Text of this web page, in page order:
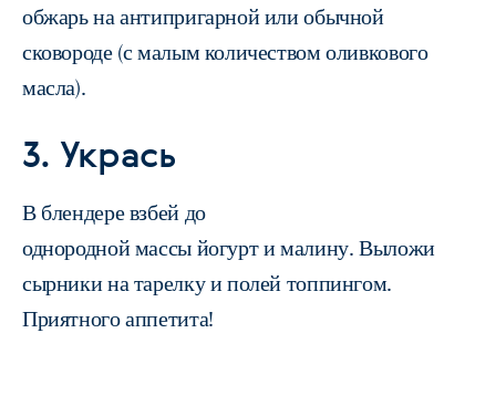
обжарь на антипригарной или обычной
сковороде (с малым количеством оливкового
масла).
3. Укрась
В блендере взбей до
однородной массы йогурт и малину. Выложи
сырники на тарелку и полей топпингом.
Приятного аппетита!